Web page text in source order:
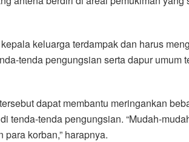
keluarga terdampak dan harus
tenda pengungsian serta dapur umum
dapat membantu meringankan
tenda-tenda pengungsian. “Mudah-
korban,” harapnya.